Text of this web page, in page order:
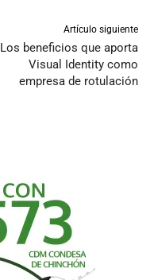
Artículo siguiente
Los beneficios que aporta
Visual Identity como
empresa de rotulación